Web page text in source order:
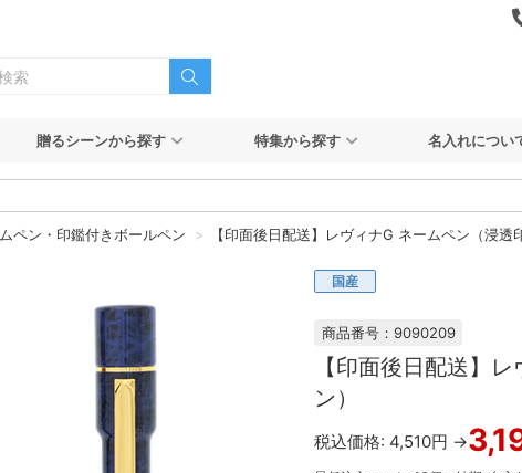
贈るシーンから探す 特集から探す 名入れについ
ペン・印鑑付きボールペン 【印面後日配送】レヴィナG ネームペン（浸透
国産
商品番号：9090209
【印面後日配送】
ン）
税込価格: 4,510円 →